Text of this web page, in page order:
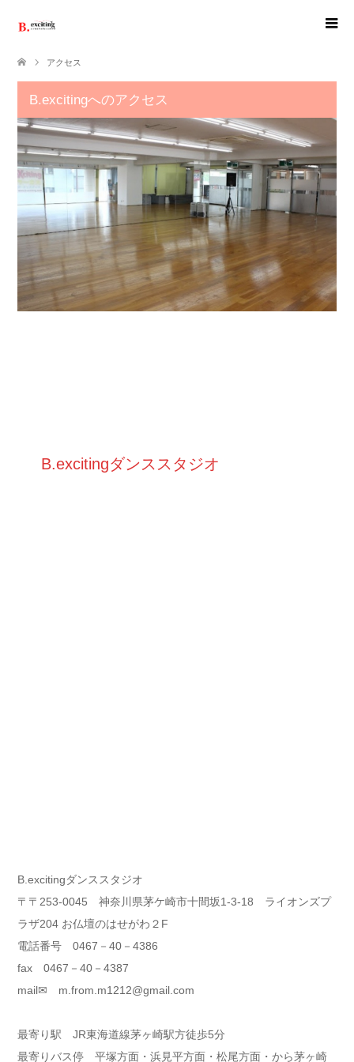
アクセス
B.excitingへのアクセス
B.excitingダンススタジオ
B.excitingダンススタジオ
〒〒253-0045 神奈川県茅ケ崎市十間坂1-3-18 ライオンズプ
ラザ204 お仏壇のはせがわ２F
電話番号 0467－40－4386
fax 0467－40－4387
mail✉ m.from.m1212@gmail.com
最寄り駅 JR東海道線茅ヶ崎駅方徒歩5分
最寄りバス停 平塚方面・浜見平方面・松尾方面・から茅ヶ崎